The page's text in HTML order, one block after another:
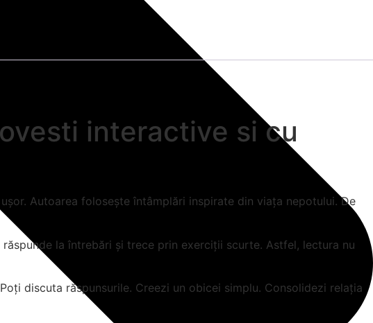
interactive si cu
Autoarea folosește întâmplări inspirate din viața nepotului. De
la întrebări și trece prin exerciții scurte. Astfel, lectura nu
discuta răspunsurile. Creezi un obicei simplu. Consolidezi relația